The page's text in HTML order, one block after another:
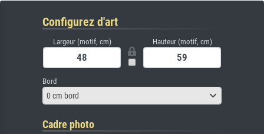
Configurez d'art
Largeur (motif, cm) Hauteur (motif, cm)
Bord
0 cm bord
Cadre photo